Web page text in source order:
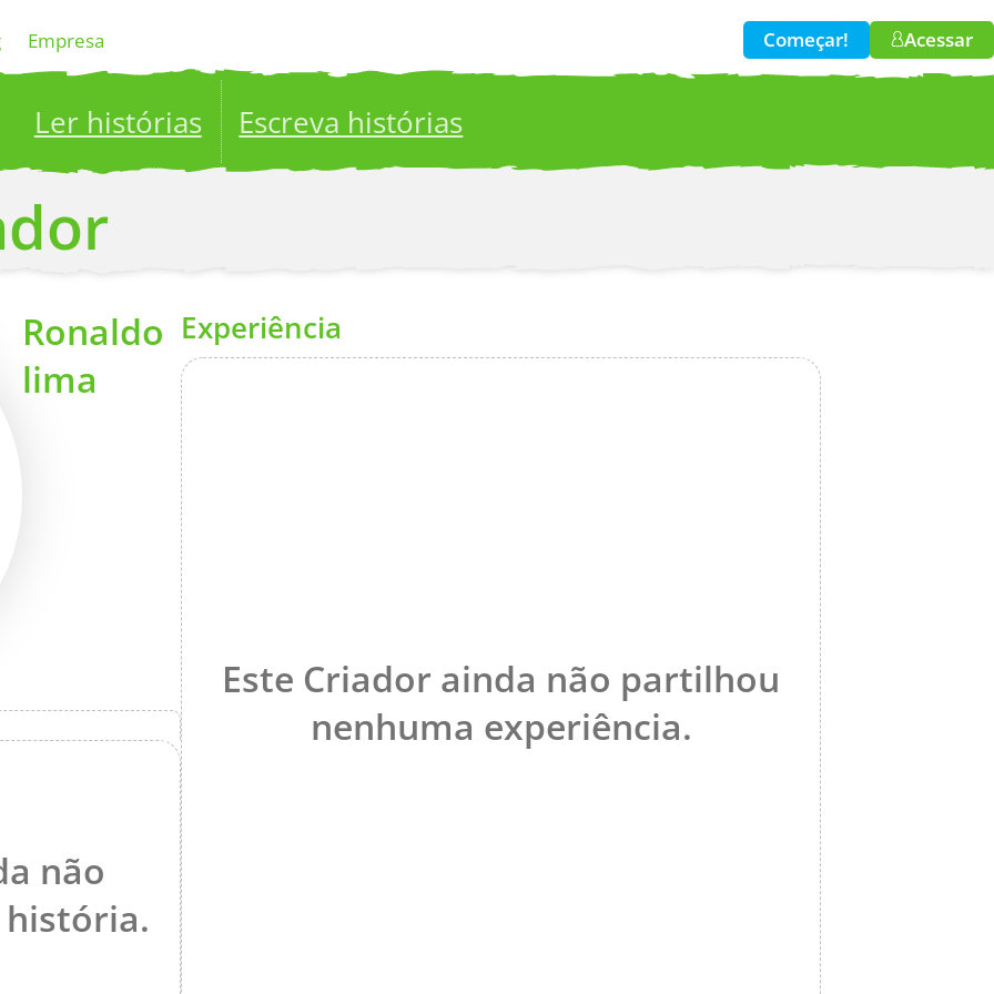
Empresa Começar! Acessar
Ler histórias Escreva histórias
your stories to a global audience.
Ronaldo
lima
não
Experiência
Este Criador ainda não partilhou
nenhuma experiência.